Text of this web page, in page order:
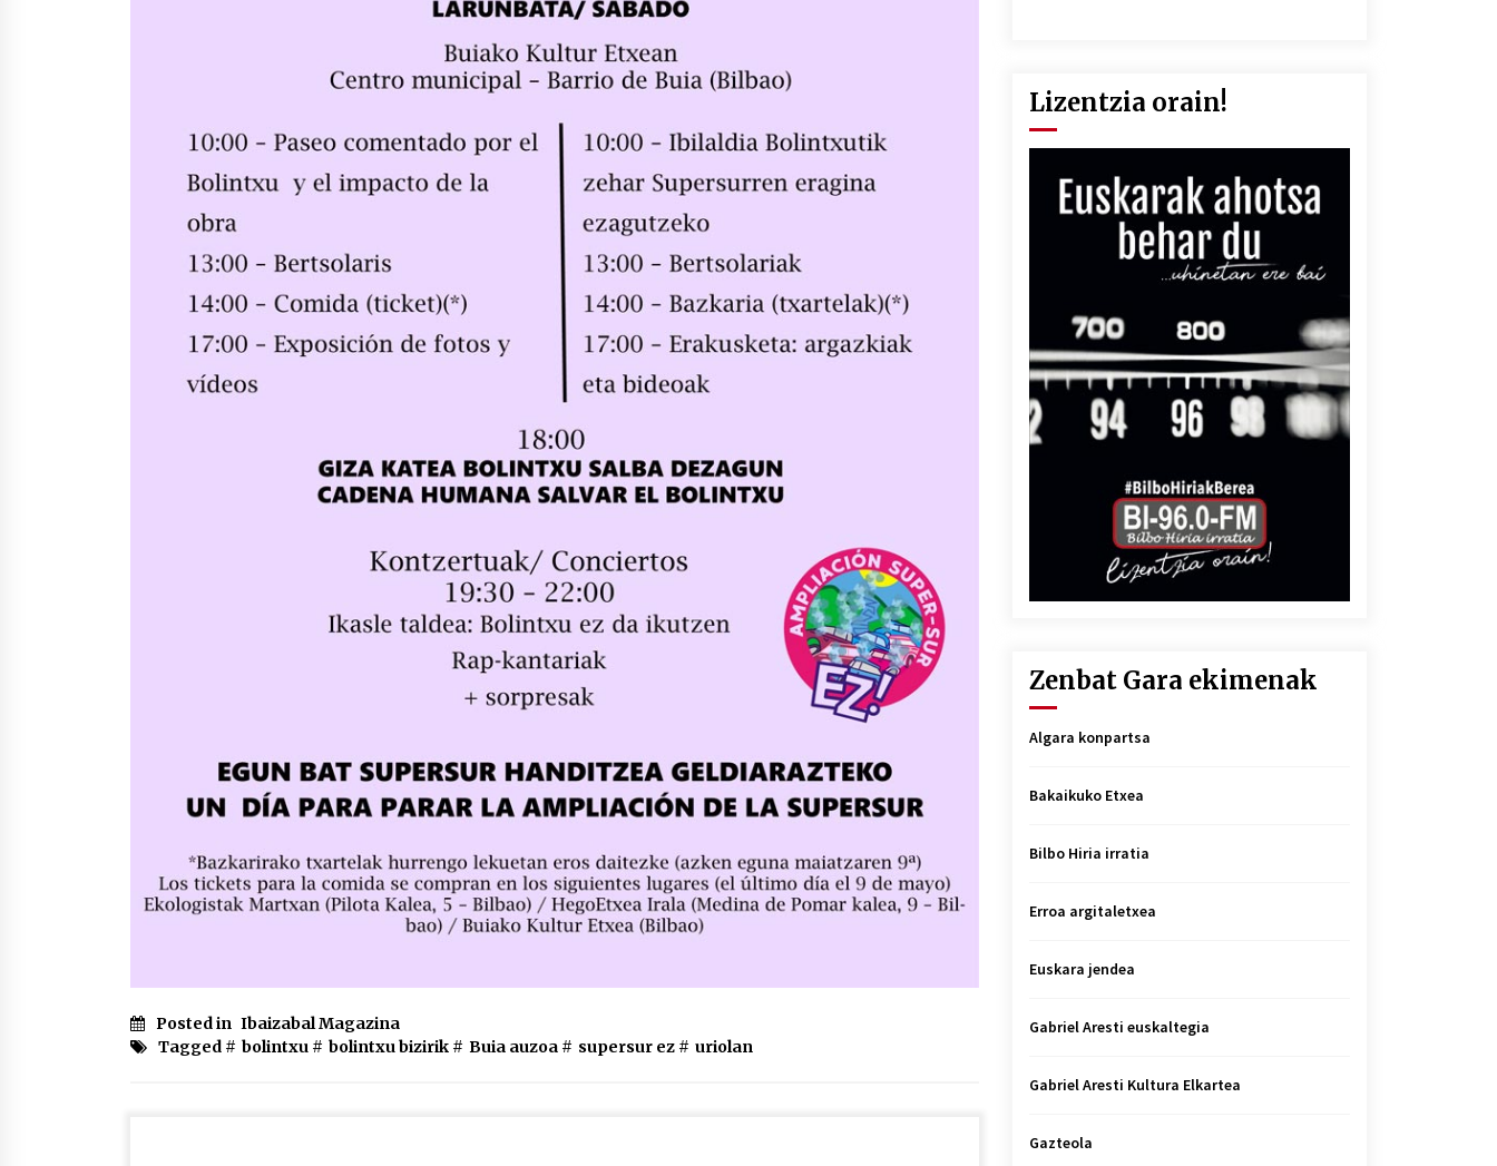
Posted in Ibaizabal Magazina
Tagged # bolintxu # bolintxu bizirik # Buia auzoa # supersur ez # uriolan
Lizentzia orain!
Zenbat Gara ekimenak
Algara konpartsa
Bakaikuko Etxea
Bilbo Hiria irratia
Erroa argitaletxea
Euskara jendea
Gabriel Aresti euskaltegia
Gabriel Aresti Kultura Elkartea
Gazteola